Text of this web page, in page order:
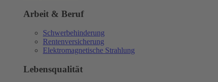
Arbeit & Beruf
Schwerbehinderung
Rentenversicherung
Elektromagnetische Strahlung
Lebensqualität